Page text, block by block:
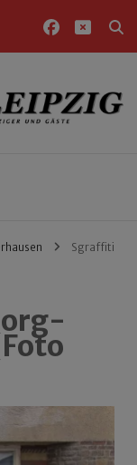
Gäste
Sgraffiti